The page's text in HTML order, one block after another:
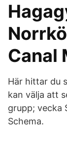
Canal
Här hittar du
kan välja att
grupp; vecka
Schema.